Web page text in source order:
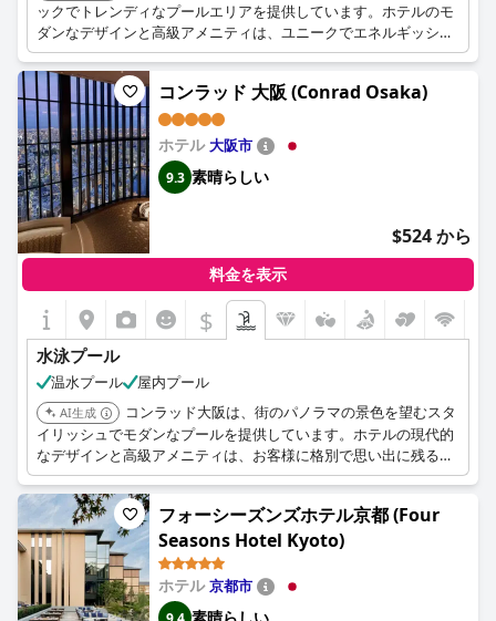
ックでトレンディなプールエリアを提供しています。ホテルのモ
ダンなデザインと高級アメニティは、ユニークでエネルギッシュ
な体験を求める旅行者に人気の選択肢となっています。
コンラッド 大阪 (Conrad Osaka)
ホテル大阪市
9.3 素晴らしい
$524 から
料金を表示
$
水泳プール
温水プール 屋内プール
AI生成
コンラッド大阪は、街のパノラマの景色を望むスタ
イリッシュでモダンなプールを提供しています。ホテルの現代的
なデザインと高級アメニティは、お客様に格別で思い出に残る体
験をお届けします。
フォーシーズンズホテル京都 (Four
Seasons Hotel Kyoto)
ホテル京都市